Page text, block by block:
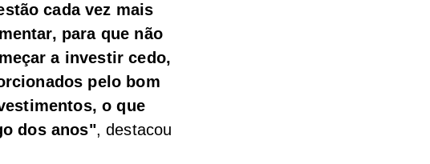
cada vez mais
para que não
a investir cedo,
pelo bom
o que
dos anos", destacou